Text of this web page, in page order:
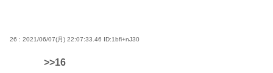
26 : 2021/06/07(月) 22:07:33.46 ID:1bfi+nJ30
>>16